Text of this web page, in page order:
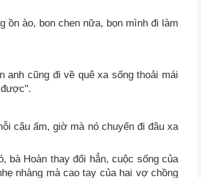
ồn ào, bon chen nữa, bọn mình đi làm
cũng đi về quê xa sống thoải mái
cậu ấm, giờ mà nó chuyển đi đâu xa
bà Hoàn thay đổi hẳn, cuộc sống của
nhàng mà cao tay của hai vợ chồng